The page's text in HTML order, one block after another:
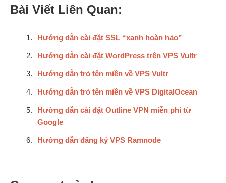
Bài Viết Liên Quan:
Hướng dẫn cài đặt SSL “xanh hoàn hảo”
Hướng dẫn cài đặt WordPress trên VPS Vultr
Hướng dẫn trỏ tên miền về VPS Vultr
Hướng dẫn trỏ tên miền về VPS DigitalOcean
Hướng dẫn cài đặt Outline VPN miễn phí từ
Google
Hướng dẫn đăng ký VPS Ramnode